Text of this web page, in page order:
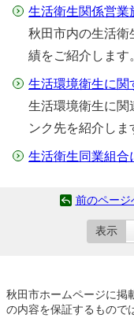
生活衛生関係営業
秋田市内の生活衛
績をご紹介します
生活環境衛生に関
生活環境衛生に関
ンク先を紹介しま
生活衛生同業組合
前のページ
表示
秋田市ホームページに掲
の内容を保証するもので